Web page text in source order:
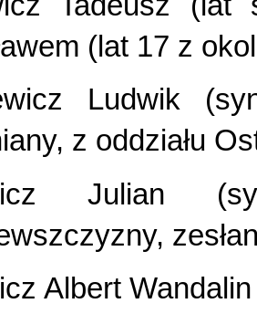
(lat 17 z
Ludwik
z oddziału
Julian
Albert